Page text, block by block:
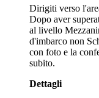
Dirigiti verso
Dopo aver
al livello
d'imbarco non
con foto e la
subito.
Dettagli